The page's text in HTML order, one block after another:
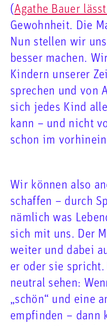
(Agathe Bauer
Gewohnheit. Die
Nun stellen wir
besser machen.
Kindern unserer
sprechen und von
sich jedes Kind
kann – und nicht
schon im
Wir können also
schaffen – durch
nämlich was
sich mit uns. Der
weiter und dabei
er oder sie
neutral sehen:
„schön“ und eine
empfinden – dann